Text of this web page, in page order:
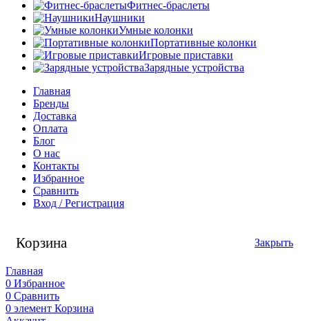
Фитнес-браслеты
Наушники
Умные колонки
Портативные колонки
Игровые приставки
Зарядные устройства
Главная
Бренды
Доставка
Оплата
Блог
О нас
Контакты
Избранное
Сравнить
Вход / Регистрация
Корзина Закрыть
Главная
0 Избранное
0 Сравнить
0 элемент Корзина